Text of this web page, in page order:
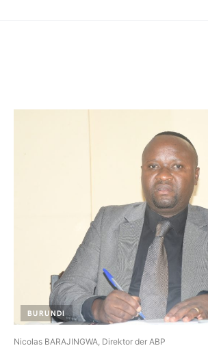
Nicolas BARAJINGWA, Direktor der ABP
BURUNDI